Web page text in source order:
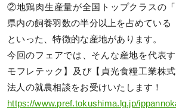
②地鶏肉生産量が全国トップクラスの「
県内の飼養羽数の半分以上を占めている
といった、特徴的な産地があります。
今回のフェアでは、そんな産地を代表
モフレテック】及び【貞光食糧工業株
法人の就農相談をお受けいたします！
https://www.pref.tokushima.lg.jp/